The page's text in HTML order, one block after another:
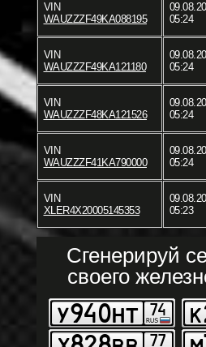
VIN
WAUZZZF49KA088195
05:24
VIN
WAUZZZF49KA121180
05:24
VIN
WAUZZZF48KA121526
05:24
VIN
WAUZZZF41KA790000
05:24
VIN
XLER4X20005145353
05:23
Сгенерируй
своего